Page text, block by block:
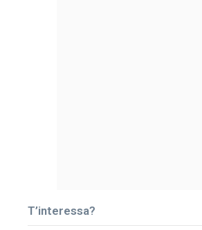
T’interessa?